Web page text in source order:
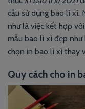
cầu sử dụng bao lì xì.
như là việc kết hợp
mẫu bao lì xì đẹp
chọn in bao lì xì thay
Quy cách cho in